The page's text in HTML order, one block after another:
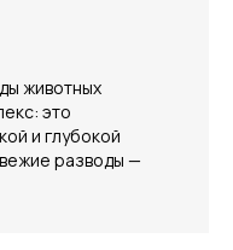
животных
это
и глубокой
разводы —